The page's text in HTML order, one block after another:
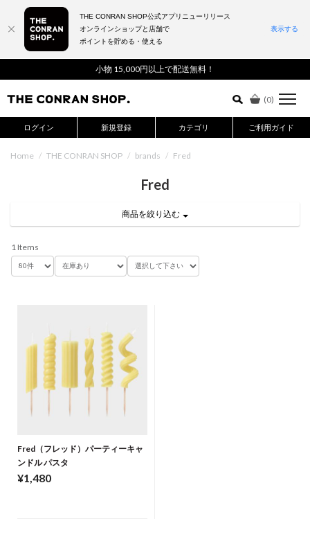
小物 15,000円以上で配送無料！
(0)
ログイン 新規登録 カテゴリ ご利用ガイド
詳細検索はこちら
Home / THE CONRAN SHOP / brands / Fred
Fred
商品を絞り込む
1 Items
Fred（フレッド）パーティーキャ
ンドル パスタ
¥1,480
THE CONRAN SHOP公式アプリニューリリース
オンラインショップと店舗で
ポイントを貯める・使える
表示する